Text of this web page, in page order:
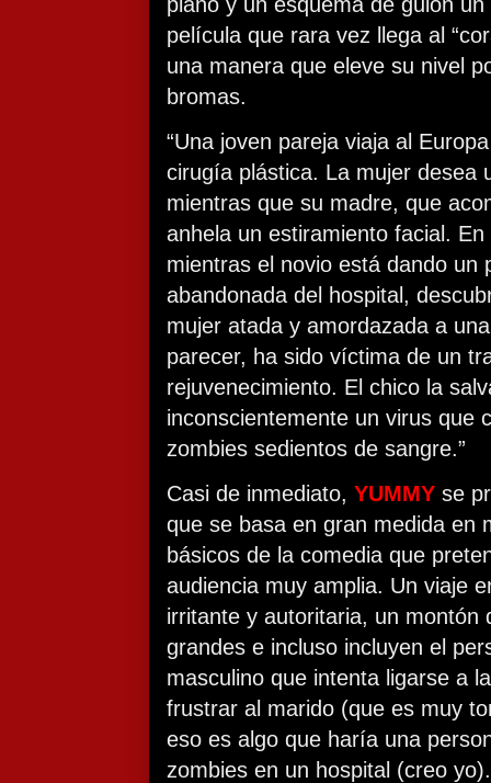
película que rara vez llega al
una manera que eleve su nivel
bromas.
“Una joven pareja viaja al
cirugía plástica. La mujer desea
mientras que su madre, que
anhela un estiramiento facial.
mientras el novio está dando un
abandonada del hospital,
mujer atada y amordazada a
parecer, ha sido víctima de un
rejuvenecimiento. El chico la
inconscientemente un virus que
zombies sedientos de sangre.”
Casi de inmediato, YUMMY se
que se basa en gran medida en
básicos de la comedia que
audiencia muy amplia. Un viaje
irritante y autoritaria, un montón
grandes e incluso incluyen el
masculino que intenta ligarse a
frustrar al marido (que es muy
eso es algo que haría una
zombies en un hospital (creo